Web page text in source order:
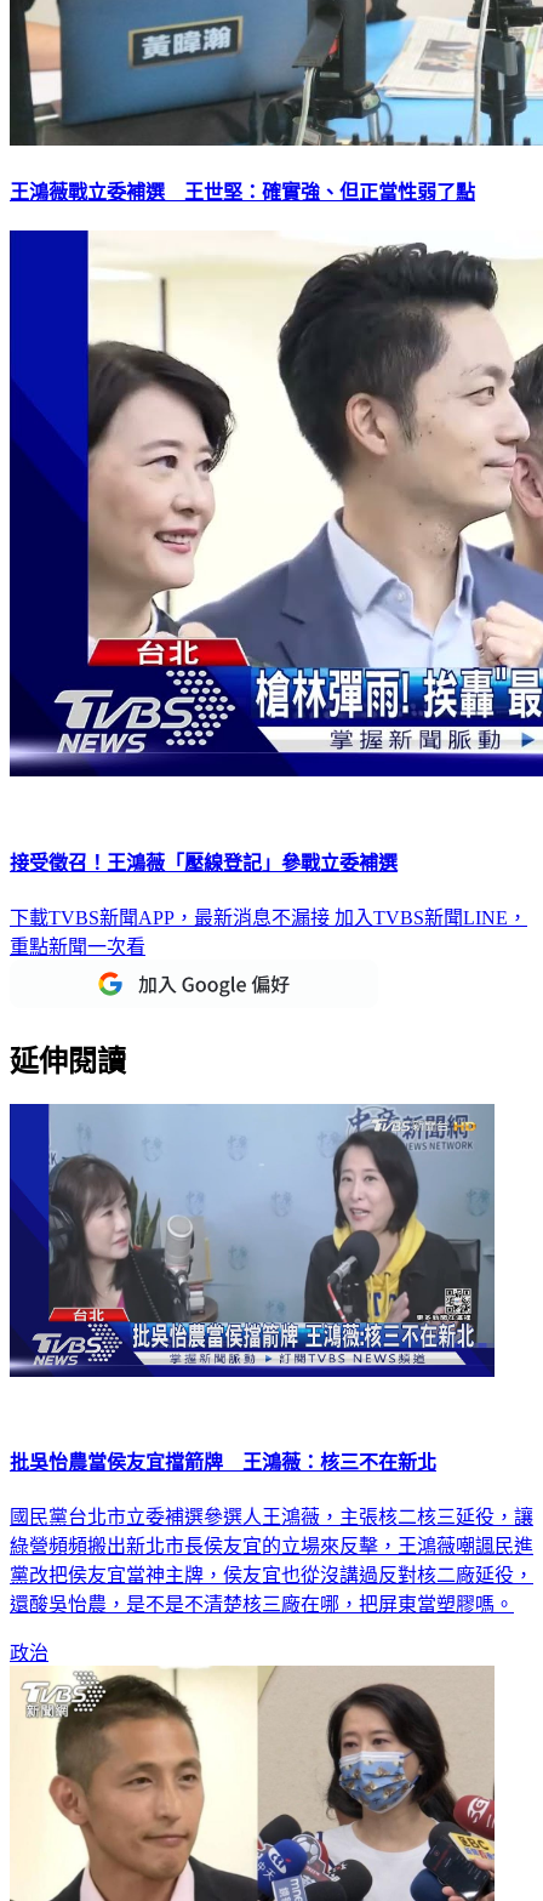
王鴻薇戰立委補選 王世堅：確實強、但正當性弱了點
接受徵召！王鴻薇「壓線登記」參戰立委補選
下載TVBS新聞APP，最新消息不漏接 加入TVBS新聞LINE，
重點新聞一次看
延伸閱讀
批吳怡農當侯友宜擋箭牌 王鴻薇：核三不在新北
國民黨台北市立委補選參選人王鴻薇，主張核二核三延役，讓
綠營頻頻搬出新北市長侯友宜的立場來反擊，王鴻薇嘲諷民進
黨改把侯友宜當神主牌，侯友宜也從沒講過反對核二廠延役，
還酸吳怡農，是不是不清楚核三廠在哪，把屏東當塑膠嗎。
政治